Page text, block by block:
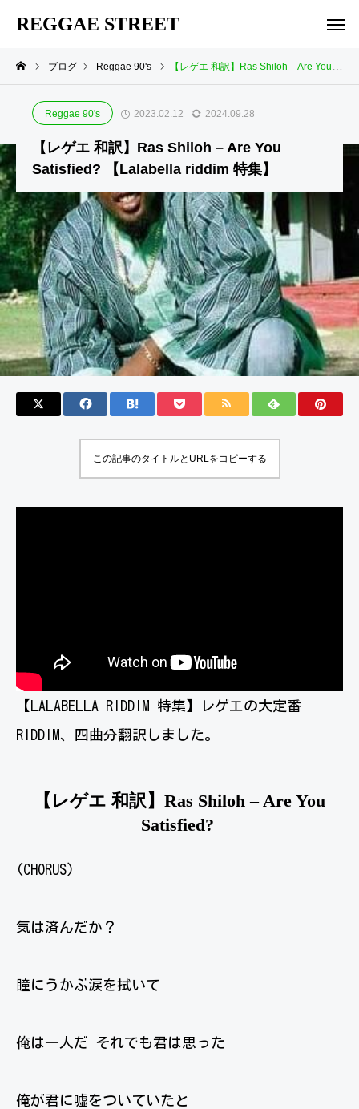
REGGAE STREET
ブログ Reggae 90's 【レゲエ 和訳】Ras Shiloh – Are You Satisfied? 【Lalabella riddim 特集】
Reggae 90's 2023.02.12 2024.09.28
【レゲエ 和訳】Ras Shiloh – Are You
Satisfied? 【Lalabella riddim 特集】
この記事のタイトルとURLをコピーする
【LALABELLA RIDDIM 特集】レゲエの大定番
RIDDIM、四曲分翻訳しました。
【レゲエ 和訳】Ras Shiloh – Are You
Satisfied?
(CHORUS)
気は済んだか？
瞳にうかぶ涙を拭いて
俺は一人だ それでも君は思った
俺が君に嘘をついていたと